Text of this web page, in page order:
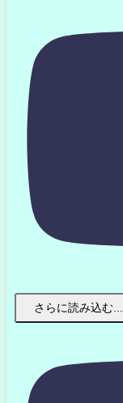
さらに読み込む...